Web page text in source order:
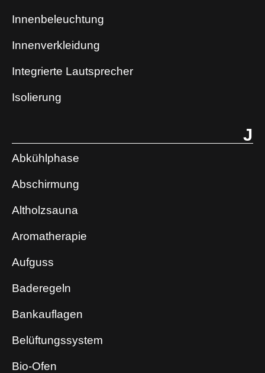
Innenbeleuchtung
Innenverkleidung
Integrierte Lautsprecher
Isolierung
J
Abkühlphase
Abschirmung
Altholzsauna
Aromatherapie
Aufguss
Baderegeln
Bankauflagen
Belüftungssystem
Bio-Ofen